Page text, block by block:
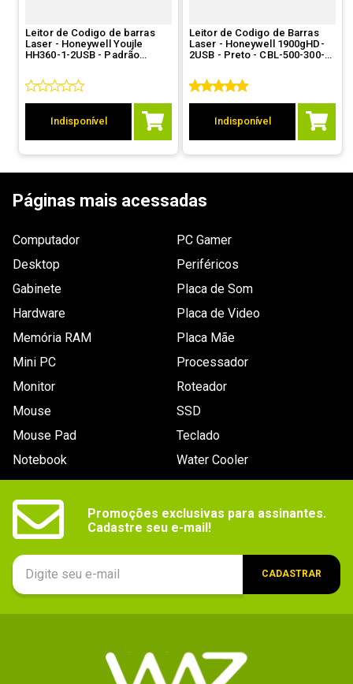
Leitor de Codigo de barras
Laser - Honeywell Youjle
HH360-1-2USB - Padrão
Indisponível
Leitor de Codigo de Barras
Laser - Honeywell 1900gHD-
2USB - Preto - CBL-500-300-
Indisponível
Páginas mais acessadas
Computador
Desktop
Gabinete
Hardware
Memória RAM
Mini PC
Monitor
Mouse
Mouse Pad
Notebook
PC Gamer
Periféricos
Placa de Som
Placa de Video
Placa Mãe
Processador
Roteador
SSD
Teclado
Water Cooler
Promoções exclusivas para assinantes.
Cadastre seu e-mail!
CADASTRAR